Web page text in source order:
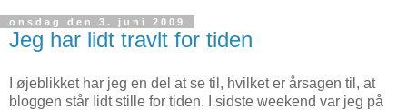
onsdag den 3. juni 2009
Jeg har lidt travlt for tiden
I øjeblikket har jeg en del at se til, hvilket er årsagen til, at
bloggen står lidt stille for tiden. I sidste weekend var jeg på